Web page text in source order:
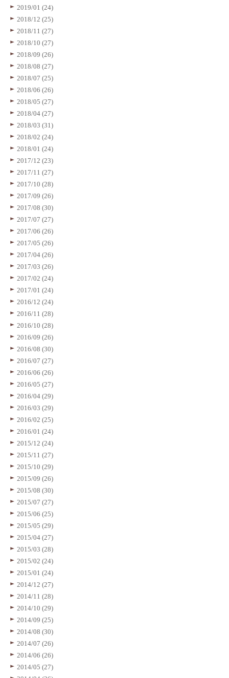
2019/01 (24)
2018/12 (25)
2018/11 (27)
2018/10 (27)
2018/09 (26)
2018/08 (27)
2018/07 (25)
2018/06 (26)
2018/05 (27)
2018/04 (27)
2018/03 (31)
2018/02 (24)
2018/01 (24)
2017/12 (23)
2017/11 (27)
2017/10 (28)
2017/09 (26)
2017/08 (30)
2017/07 (27)
2017/06 (26)
2017/05 (26)
2017/04 (26)
2017/03 (26)
2017/02 (24)
2017/01 (24)
2016/12 (24)
2016/11 (28)
2016/10 (28)
2016/09 (26)
2016/08 (30)
2016/07 (27)
2016/06 (26)
2016/05 (27)
2016/04 (29)
2016/03 (29)
2016/02 (25)
2016/01 (24)
2015/12 (24)
2015/11 (27)
2015/10 (29)
2015/09 (26)
2015/08 (30)
2015/07 (27)
2015/06 (25)
2015/05 (29)
2015/04 (27)
2015/03 (28)
2015/02 (24)
2015/01 (24)
2014/12 (27)
2014/11 (28)
2014/10 (29)
2014/09 (25)
2014/08 (30)
2014/07 (26)
2014/06 (26)
2014/05 (27)